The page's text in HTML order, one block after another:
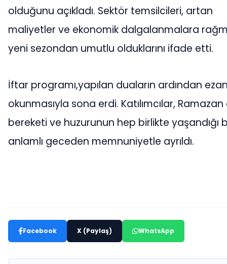
olduğunu açıkladı. Sektör temsilcileri, artan
maliyetler ve ekonomik dalgalanmalara
yeni sezondan umutlu olduklarını ifade etti.
İftar programı,yapılan duaların ardından
okunmasıyla sona erdi. Katılımcılar, Ramazan
bereketi ve huzurunun hep birlikte yaşandığı
anlamlı geceden memnuniyetle ayrıldı.
Facebook X (Paylaş) WhatsApp